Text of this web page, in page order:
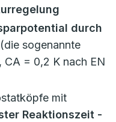
durch
(die sogenannte
CA = 0,2 K nach EN
mit
Reaktionszeit -